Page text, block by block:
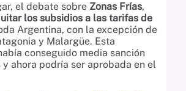
el debate sobre Zonas Frías,
los subsidios a las tarifas de
Argentina, con la excepción de
y Malargüe. Esta
conseguido media sanción
ahora podría ser aprobada en el